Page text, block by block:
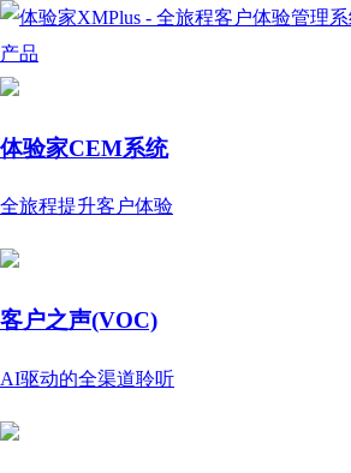
产品
体验家CEM系统
全旅程提升客户体验
客户之声(VOC)
AI驱动的全渠道聆听